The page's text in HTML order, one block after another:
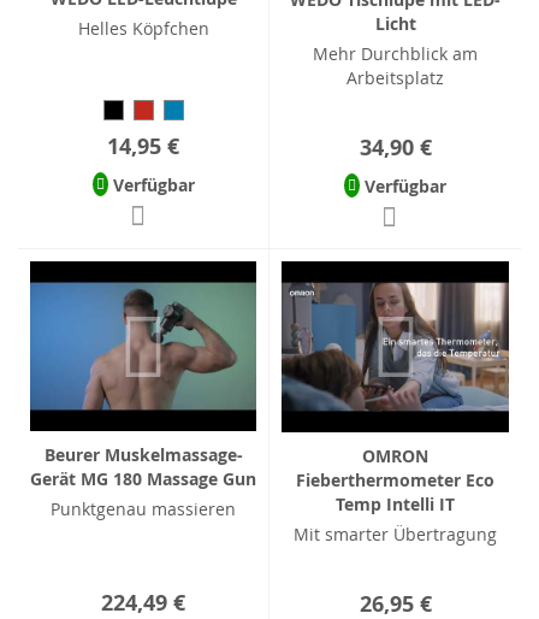
Helles Köpfchen
14,95 €
Verfügbar
Licht
Mehr Durchblick am
Arbeitsplatz
34,90 €
Verfügbar
Beurer Muskelmassage-
Gerät MG 180 Massage Gun
Punktgenau massieren
224,49 €
OMRON
Fieberthermometer Eco
Temp Intelli IT
Mit smarter Übertragung
26,95 €